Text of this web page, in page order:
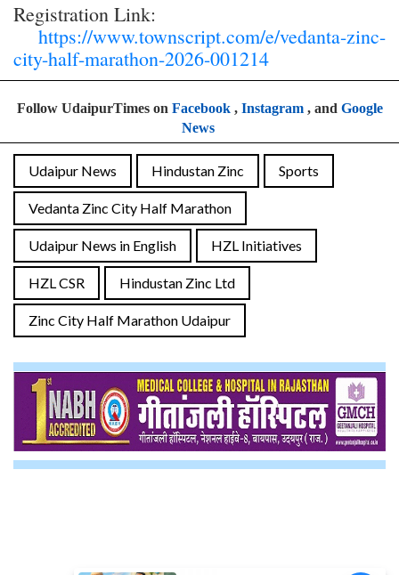
Registration Link:
https://www.townscript.com/e/vedanta-zinc-
city-half-marathon-2026-001214
Follow UdaipurTimes on Facebook, Instagram, and Google
News
Udaipur News Hindustan Zinc Sports
Vedanta Zinc City Half Marathon
Udaipur News in English HZL Initiatives
HZL CSR Hindustan Zinc Ltd
Zinc City Half Marathon Udaipur